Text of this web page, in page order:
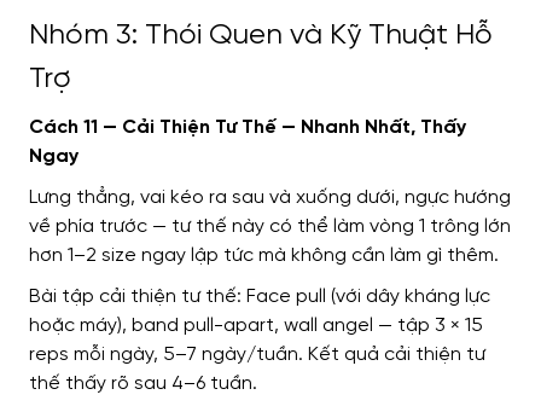
Nhóm 3: Thói Quen và Kỹ Thuật Hỗ
Trợ
Cách 11 — Cải Thiện Tư Thế — Nhanh Nhất, Thấy
Ngay
Lưng thẳng, vai kéo ra sau và xuống dưới, ngực hướng
về phía trước — tư thế này có thể làm vòng 1 trông lớn
hơn 1–2 size ngay lập tức mà không cần làm gì thêm.
Bài tập cải thiện tư thế: Face pull (với dây kháng lực
hoặc máy), band pull-apart, wall angel — tập 3 × 15
reps mỗi ngày, 5–7 ngày/tuần. Kết quả cải thiện tư
thế thấy rõ sau 4–6 tuần.